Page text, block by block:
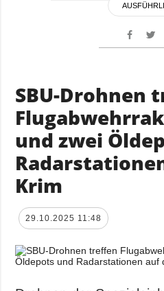
SBU-Drohnen
und zwei
Krim
29.10.2025 11:48